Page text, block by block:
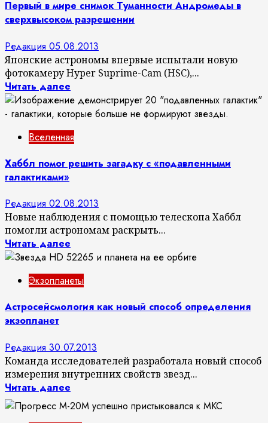
Первый в мире снимок Туманности Андромеды в
сверхвысоком разрешении
Редакция 05.08.2013
Японские астрономы впервые испытали новую
фотокамеру Hyper Suprime-Cam (HSC),...
Читать далее
Вселенная
Хаббл помог решить загадку с «подавленными
галактиками»
Редакция 02.08.2013
Новые наблюдения с помощью телескопа Хаббл
помогли астрономам раскрыть...
Читать далее
Экзопланеты
Астросейсмология как новый способ определения
экзопланет
Редакция 30.07.2013
Команда исследователей разработала новый способ
измерения внутренних свойств звезд...
Читать далее